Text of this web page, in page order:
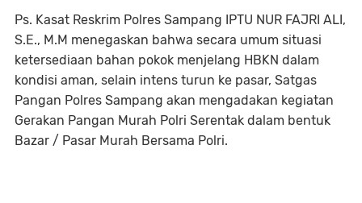
Ps. Kasat Reskrim Polres Sampang IPTU NUR FAJRI ALI,
S.E., M.M menegaskan bahwa secara umum situasi
ketersediaan bahan pokok menjelang HBKN dalam
kondisi aman, selain intens turun ke pasar, Satgas
Pangan Polres Sampang akan mengadakan kegiatan
Gerakan Pangan Murah Polri Serentak dalam bentuk
Bazar / Pasar Murah Bersama Polri.